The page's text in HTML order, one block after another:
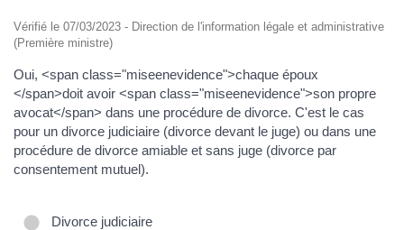
Vérifié le 07/03/2023 - Direction de l'information légale et administrative
(Première ministre)
Oui, <span class="miseenevidence">chaque époux
</span>doit avoir <span class="miseenevidence">son propre
avocat</span> dans une procédure de divorce. C'est le cas
pour un divorce judiciaire (divorce devant le juge) ou dans une
procédure de divorce amiable et sans juge (divorce par
consentement mutuel).
Divorce judiciaire